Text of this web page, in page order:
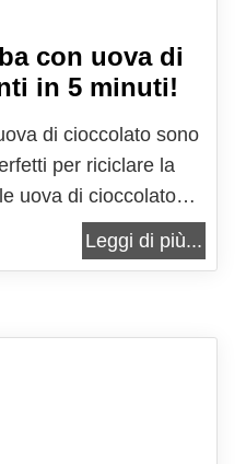
con uova di
in 5 minuti!
di cioccolato sono
per riciclare la
uova di cioccolato
anche voi avete
avanzo, sappiate
Leggi di più...